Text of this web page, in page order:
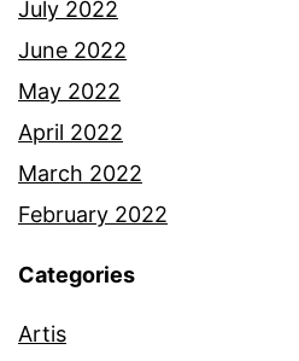
July 2022
June 2022
May 2022
April 2022
March 2022
February 2022
Categories
Artis